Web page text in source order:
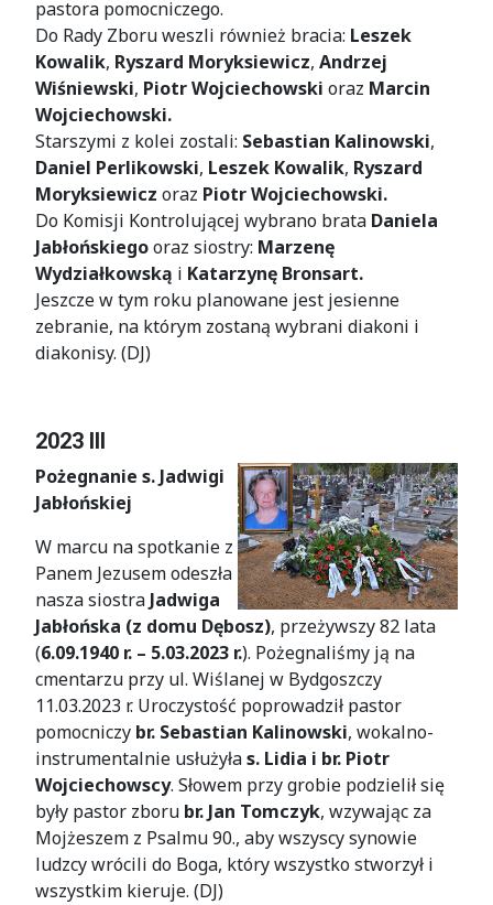
pastora pomocniczego.
Do Rady Zboru weszli również bracia: Leszek
Kowalik, Ryszard Moryksiewicz, Andrzej
Wiśniewski, Piotr Wojciechowski oraz Marcin
Wojciechowski.
Starszymi z kolei zostali: Sebastian Kalinowski,
Daniel Perlikowski, Leszek Kowalik, Ryszard
Moryksiewicz oraz Piotr Wojciechowski.
Do Komisji Kontrolującej wybrano brata Daniela
Jabłońskiegooraz siostry: Marzenę
Wydziałkowską i Katarzynę Bronsart.
Jeszcze w tym roku planowane jest jesienne
zebranie, na którym zostaną wybrani diakoni i
diakonisy. (DJ)
2023 III
Pożegnanie s. Jadwigi
Jabłońskiej
W marcu na spotkanie z
Panem Jezusem odeszła
nasza siostra Jadwiga
Jabłońska (z domu Dębosz), przeżywszy 82 lata
(6.09.1940 r. – 5.03.2023 r.). Pożegnaliśmy ją na
cmentarzu przy ul. Wiślanej w Bydgoszczy
11.03.2023 r. Uroczystość poprowadził pastor
pomocniczy br. Sebastian Kalinowski, wokalno-
instrumentalnie usłużyłas. Lidia i br. Piotr
Wojciechowscy. Słowem przy grobie podzielił się
były pastor zboru br. Jan Tomczyk, wzywając za
Mojżeszem z Psalmu 90., aby wszyscy synowie
ludzcy wrócili do Boga, który wszystko stworzył i
wszystkim kieruje. (DJ)